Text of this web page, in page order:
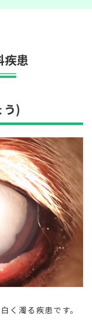
疾患
う)
く濁る疾患です。